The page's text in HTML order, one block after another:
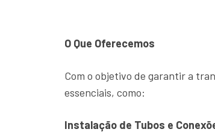
O Que Oferecemos
Com o objetivo de garantir a
essenciais, como:
Instalação de Tubos e